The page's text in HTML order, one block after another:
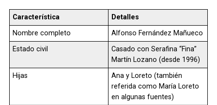
Característica
Detalles
Nombre completo
Alfonso Fernández Mañueco
Estado civil
Casado con Serafina “Fina”
Martín Lozano (desde 1996)
Hijas
Ana y Loreto (también
referida como María Loreto
en algunas fuentes)